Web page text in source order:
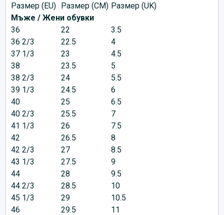
Размер (EU) Размер (CM) Размер (UK)
Мъже / Жени обувки
36
22
3.5
36 2/3
22.5
4
37 1/3
23
4.5
38
23.5
5
38 2/3
24
5.5
39 1/3
24.5
6
40
25
6.5
40 2/3
25.5
7
41 1/3
26
7.5
42
26.5
8
42 2/3
27
8.5
43 1/3
27.5
9
44
28
9.5
44 2/3
28.5
10
45 1/3
29
10.5
46
29.5
11